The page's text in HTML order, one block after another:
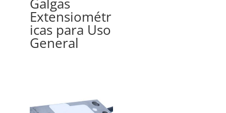
Galgas
Extensiométr
icas para Uso
General